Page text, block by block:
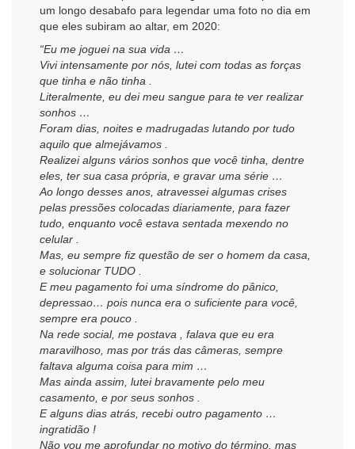
um longo desabafo para legendar uma foto no dia em
que eles subiram ao altar, em 2020:
“Eu me joguei na sua vida …
Vivi intensamente por nós, lutei com todas as forças
que tinha e não tinha .
Literalmente, eu dei meu sangue para te ver realizar
sonhos …
Foram dias, noites e madrugadas lutando por tudo
aquilo que almejávamos .
Realizei alguns vários sonhos que você tinha, dentre
eles, ter sua casa própria, e gravar uma série …
Ao longo desses anos, atravessei algumas crises
pelas pressões colocadas diariamente, para fazer
tudo, enquanto você estava sentada mexendo no
celular .
Mas, eu sempre fiz questão de ser o homem da casa,
e solucionar TUDO .
E meu pagamento foi uma síndrome do pânico,
depressao… pois nunca era o suficiente para você,
sempre era pouco .
Na rede social, me postava , falava que eu era
maravilhoso, mas por trás das câmeras, sempre
faltava alguma coisa para mim …
Mas ainda assim, lutei bravamente pelo meu
casamento, e por seus sonhos .
E alguns dias atrás, recebi outro pagamento …
ingratidão !
Não vou me aprofundar no motivo do término, mas